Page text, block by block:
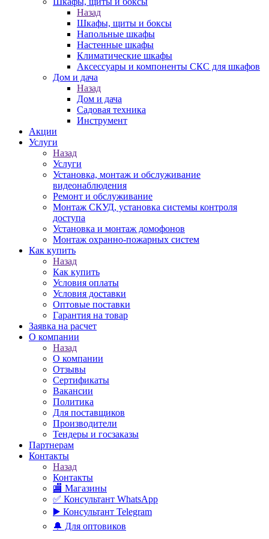
Назад
Шкафы, щиты и боксы
Напольные шкафы
Настенные шкафы
Климатические шкафы
Аксессуары и компоненты СКС для шкафов
Дом и дача
Назад
Дом и дача
Садовая техника
Инструмент
Акции
Услуги
Назад
Услуги
Установка, монтаж и обслуживание
видеонаблюдения
Ремонт и обслуживание
Монтаж СКУД, установка системы контроля
доступа
Установка и монтаж домофонов
Монтаж охранно-пожарных систем
Как купить
Назад
Как купить
Условия оплаты
Условия доставки
Оптовые поставки
Гарантия на товар
Заявка на расчет
О компании
Назад
О компании
Отзывы
Сертификаты
Вакансии
Политика
Для поставщиков
Производители
Тендеры и госзаказы
Партнерам
Контакты
Назад
Контакты
🏬 Магазины
✅️ Консультант WhatsApp
▶️ Консультант Telegram
🔔 Для оптовиков